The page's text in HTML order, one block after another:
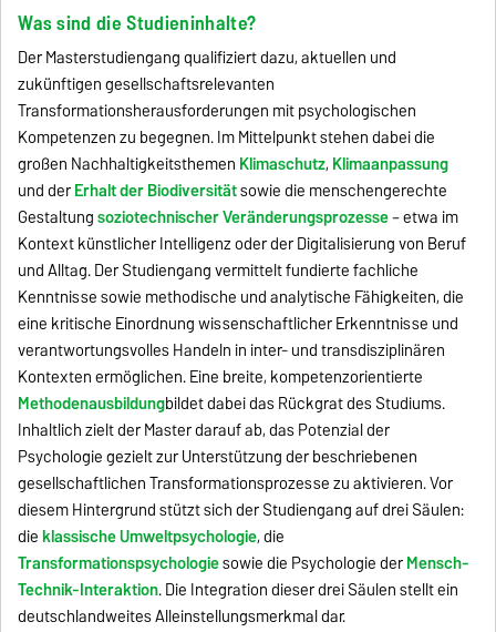
Was sind die Studieninhalte?
Der Masterstudiengang qualifiziert dazu, aktuellen und
zukünftigen gesellschaftsrelevanten
Transformationsherausforderungen mit psychologischen
Kompetenzen zu begegnen. Im Mittelpunkt stehen dabei die
großen Nachhaltigkeitsthemen Klimaschutz, Klimaanpassung
und derErhalt der Biodiversitätsowie die menschengerechte
Gestaltungsoziotechnischer Veränderungsprozesse– etwa im
Kontext künstlicher Intelligenz oder der Digitalisierung von Beruf
und Alltag. Der Studiengang vermittelt fundierte fachliche
Kenntnisse sowie methodische und analytische Fähigkeiten, die
eine kritische Einordnung wissenschaftlicher Erkenntnisse und
verantwortungsvolles Handeln in inter- und transdisziplinären
Kontexten ermöglichen. Eine breite, kompetenzorientierte
Methodenausbildungbildet dabei das Rückgrat des Studiums.
Inhaltlich zielt der Master darauf ab, das Potenzial der
Psychologie gezielt zur Unterstützung der beschriebenen
gesellschaftlichen Transformationsprozesse zu aktivieren. Vor
diesem Hintergrund stützt sich der Studiengang auf drei Säulen:
dieklassische Umweltpsychologie, die
Transformationspsychologiesowie die Psychologie derMensch-
Technik-Interaktion. Die Integration dieser drei Säulen stellt ein
deutschlandweites Alleinstellungsmerkmal dar.